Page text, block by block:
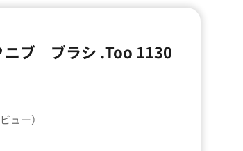
ブ ブラシ .Too 1130
ュー）